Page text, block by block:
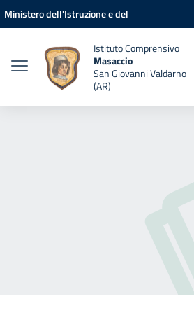
Vai ai contenuti
Vai al menu di navigazione
Vai al footer
Ministero dell'Istruzione e del
Istituto Comprensivo
Masaccio
San Giovanni Valdarno
(AR)